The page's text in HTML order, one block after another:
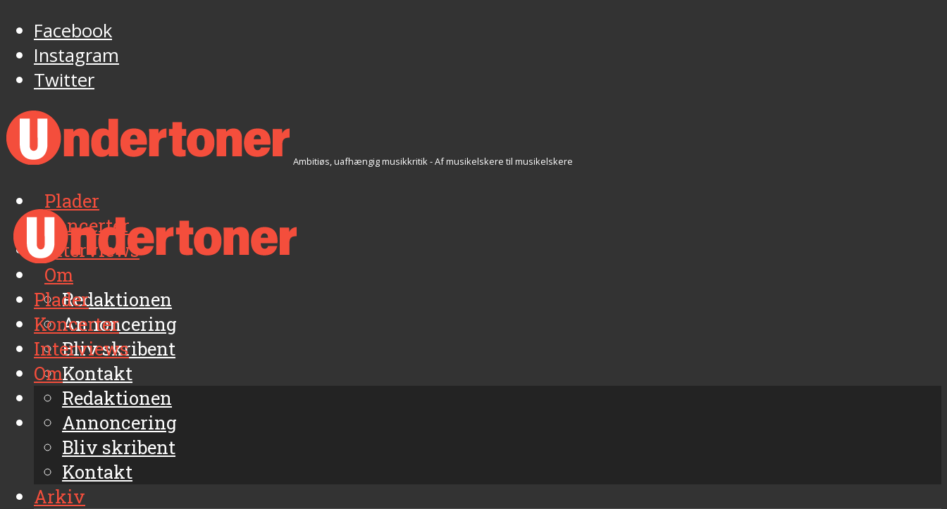
Facebook
Instagram
Twitter
Ambitiøs, uafhængig musikkritik - Af musikelskere til musikelskere
Plader
Koncerter
Interviews
Om
Redaktionen
Annoncering
Bliv skribent
Kontakt
Arkiv
Plader
Koncerter
Interviews
Om
Redaktionen
Annoncering
Bliv skribent
Kontakt
Arkiv